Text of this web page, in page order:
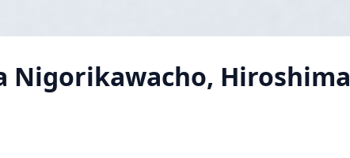
Nigorikawacho, Hiroshima